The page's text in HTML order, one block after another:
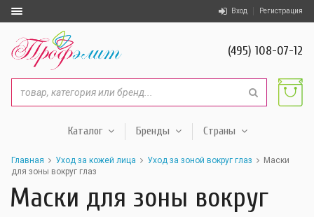
Вход Регистрация
(495) 108-07-12
Каталог Бренды Страны
Главная Уход за кожей лица Уход за зоной вокруг глаз
Маски
для зоны вокруг глаз
Маски для зоны вокруг